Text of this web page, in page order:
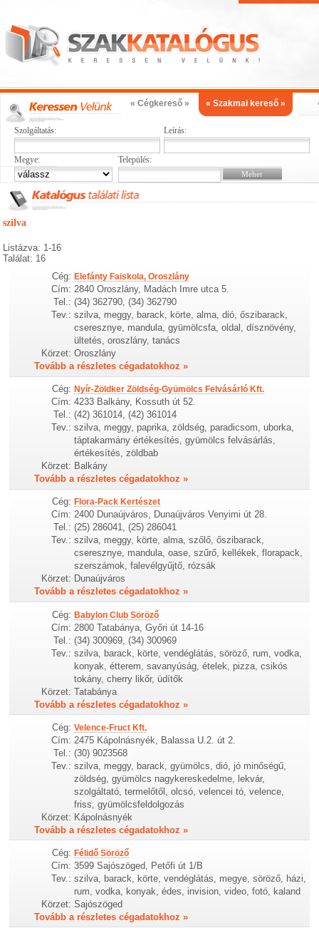
« Cégkereső » « Szakmai kereső »
Szolgáltatás: Leírás:
Megye: Település:
szilva
Listázva: 1-16
Találat: 16
Cég: Elefánty Faiskola, Oroszlány
Cím: 2840 Oroszlány, Madách Imre utca 5.
Tel.: (34) 362790, (34) 362790
Tev.: szilva, meggy, barack, körte, alma, dió, őszibarack,
cseresznye, mandula, gyümölcsfa, oldal, dísznövény,
ültetés, oroszlány, tanács
Körzet: Oroszlány
Tovább a részletes cégadatokhoz »
Cég: Nyír-Zöldker Zöldség-Gyümölcs Felvásárló Kft.
Cím: 4233 Balkány, Kossuth út 52.
Tel.: (42) 361014, (42) 361014
Tev.: szilva, meggy, paprika, zöldség, paradicsom, uborka,
táptakarmány értékesítés, gyümölcs felvásárlás,
értékesítés, zöldbab
Körzet: Balkány
Tovább a részletes cégadatokhoz »
Cég: Flora-Pack Kertészet
Cím: 2400 Dunaújváros, Dunaújváros Venyimi út 28.
Tel.: (25) 286041, (25) 286041
Tev.: szilva, meggy, körte, alma, szőlő, őszibarack,
cseresznye, mandula, oase, szűrő, kellékek, florapack,
szerszámok, falevélgyűjtő, rózsák
Körzet: Dunaújváros
Tovább a részletes cégadatokhoz »
Cég: Babylon Club Söröző
Cím: 2800 Tatabánya, Győri út 14-16
Tel.: (34) 300969, (34) 300969
Tev.: szilva, barack, körte, vendéglátás, söröző, rum, vodka,
konyak, étterem, savanyúság, ételek, pizza, csikós
tokány, cherry likőr, üdítők
Körzet: Tatabánya
Tovább a részletes cégadatokhoz »
Cég: Velence-Fruct Kft.
Cím: 2475 Kápolnásnyék, Balassa U.2. út 2.
Tel.: (30) 9023568
Tev.: szilva, meggy, barack, gyümölcs, dió, jó minőségű,
zöldség, gyümölcs nagykereskedelme, lekvár,
szolgáltató, termelőtől, olcsó, velencei tó, velence,
friss, gyümölcsfeldolgozás
Körzet: Kápolnásnyék
Tovább a részletes cégadatokhoz »
Cég: Félidő Söröző
Cím: 3599 Sajószöged, Petőfi út 1/B
Tev.: szilva, barack, körte, vendéglátás, megye, söröző, házi,
rum, vodka, konyak, édes, invision, video, fotó, kaland
Körzet: Sajószöged
Tovább a részletes cégadatokhoz »